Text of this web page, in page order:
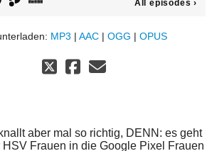
All episodes ›
MP3 | AAC | OGG | OPUS
aber mal so richtig, DENN: es geht
HSV Frauen in die Google Pixel Frauen